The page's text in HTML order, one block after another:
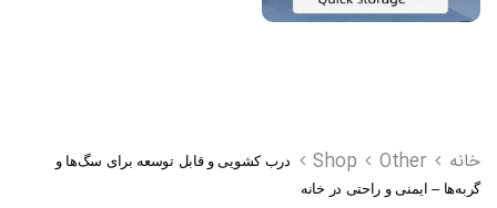
خانه Shop Other
درب کشویی و قابل توسعه برای سگ‌ها و
گربه‌ها – ایمنی و راحتی در خانه